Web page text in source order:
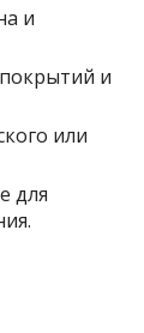
и
и
или
для